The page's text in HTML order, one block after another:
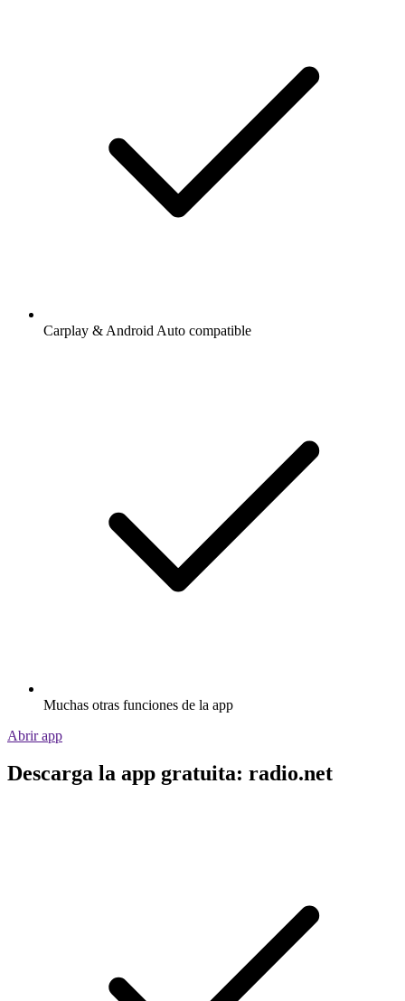
Carplay & Android Auto compatible
Muchas otras funciones de la app
Abrir app
Descarga la app gratuita: radio.net